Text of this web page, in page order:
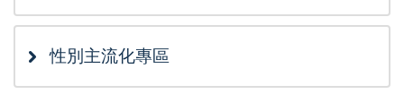
性別主流化專區